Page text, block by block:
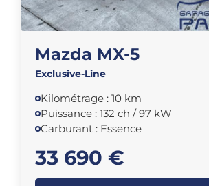
Mazda MX-5
Exclusive-Line
Kilométrage : 10 km
Puissance : 132 ch / 97 kW
Carburant : Essence
33 690 €